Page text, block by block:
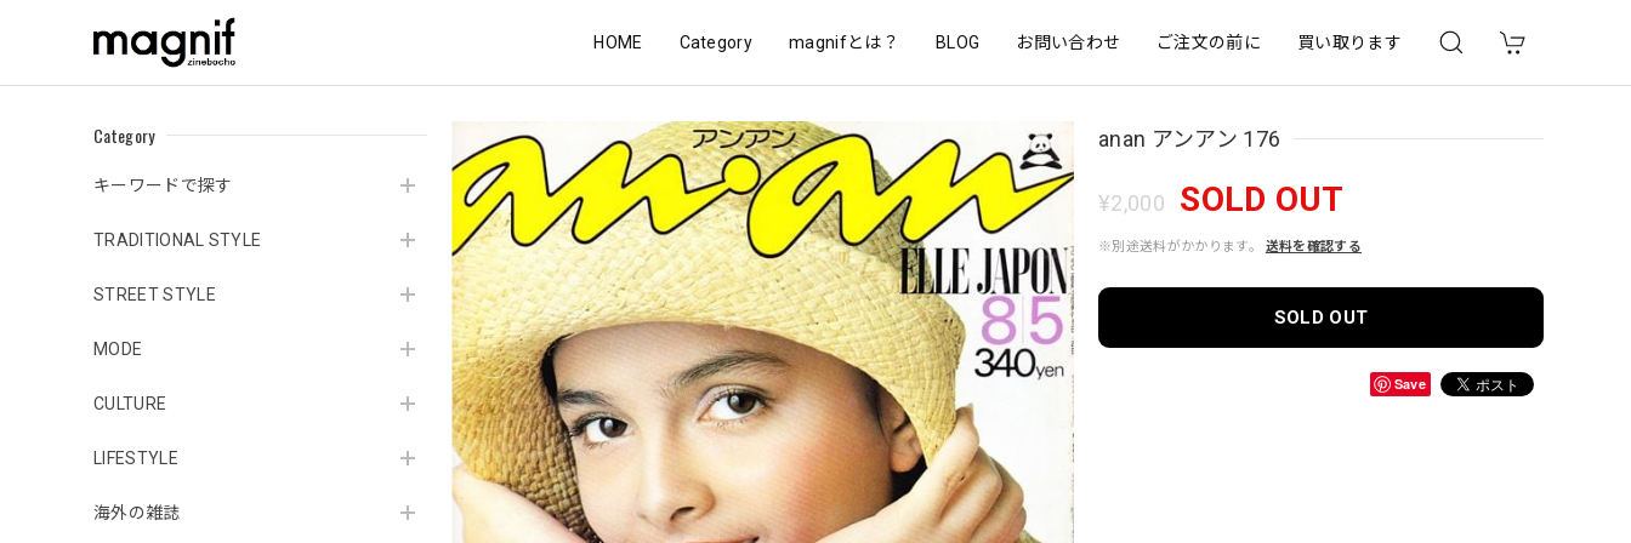
HOME Category magnifとは？ BLOG お問い合わせ ご注文の前に 買い取ります
Category
キーワードで探す
TRADITIONAL STYLE
STREET STYLE
MODE
CULTURE
LIFESTYLE
海外の雑誌
anan アンアン 176
¥2,000 SOLD OUT
※別途送料がかかります。 送料を確認する
SOLD OUT
Save